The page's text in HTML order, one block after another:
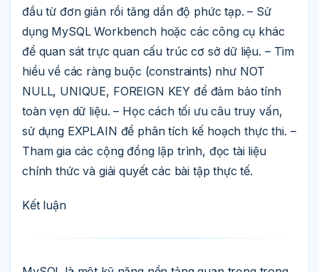
đầu từ đơn giản rồi tăng dần độ phức tạp. – Sử
dụng MySQL Workbench hoặc các công cụ khác
để quan sát trực quan cấu trúc cơ sở dữ liệu. – Tìm
hiểu về các ràng buộc (constraints) như NOT
NULL, UNIQUE, FOREIGN KEY để đảm bảo tính
toàn vẹn dữ liệu. – Học cách tối ưu câu truy vấn,
sử dụng EXPLAIN để phân tích kế hoạch thực thi. –
Tham gia các cộng đồng lập trình, đọc tài liệu
chính thức và giải quyết các bài tập thực tế.
Kết luận